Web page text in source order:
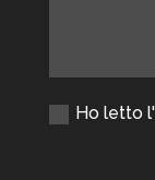
Ho letto